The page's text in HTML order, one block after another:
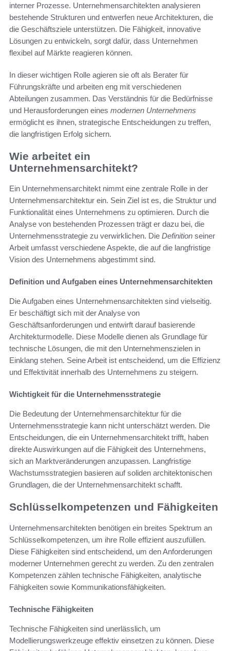
interner Prozesse. Unternehmensarchitekten analysieren
bestehende Strukturen und entwerfen neue Architekturen, die
die Geschäftsziele unterstützen. Die Fähigkeit, innovative
Lösungen zu entwickeln, sorgt dafür, dass Unternehmen
flexibel auf Märkte reagieren können.
In dieser wichtigen Rolle agieren sie oft als Berater für
Führungskräfte und arbeiten eng mit verschiedenen
Abteilungen zusammen. Das Verständnis für die Bedürfnisse
und Herausforderungen eines modernen Unternehmens
ermöglicht es ihnen, strategische Entscheidungen zu treffen,
die langfristigen Erfolg sichern.
Wie arbeitet ein
Unternehmensarchitekt?
Ein Unternehmensarchitekt nimmt eine zentrale Rolle in der
Unternehmensarchitektur ein. Sein Ziel ist es, die Struktur und
Funktionalität eines Unternehmens zu optimieren. Durch die
Analyse von bestehenden Prozessen trägt er dazu bei, die
Unternehmensstrategie zu verwirklichen. Die Definition seiner
Arbeit umfasst verschiedene Aspekte, die auf die langfristige
Vision des Unternehmens abgestimmt sind.
Definition und Aufgaben eines Unternehmensarchitekten
Die Aufgaben eines Unternehmensarchitekten sind vielseitig.
Er beschäftigt sich mit der Analyse von
Geschäftsanforderungen und entwirft darauf basierende
Architekturmodelle. Diese Modelle dienen als Grundlage für
technische Lösungen, die mit den Unternehmenszielen in
Einklang stehen. Seine Arbeit ist entscheidend, um die Effizienz
und Effektivität innerhalb des Unternehmens zu steigern.
Wichtigkeit für die Unternehmensstrategie
Die Bedeutung der Unternehmensarchitektur für die
Unternehmensstrategie kann nicht unterschätzt werden. Die
Entscheidungen, die ein Unternehmensarchitekt trifft, haben
direkte Auswirkungen auf die Fähigkeit des Unternehmens,
sich an Marktveränderungen anzupassen. Langfristige
Wachstumsstrategien basieren auf soliden architektonischen
Grundlagen, die der Unternehmensarchitekt schafft.
Schlüsselkompetenzen und Fähigkeiten
Unternehmensarchitekten benötigen ein breites Spektrum an
Schlüsselkompetenzen, um ihre Rolle effizient auszufüllen.
Diese Fähigkeiten sind entscheidend, um den Anforderungen
moderner Unternehmen gerecht zu werden. Zu den zentralen
Kompetenzen zählen technische Fähigkeiten, analytische
Fähigkeiten sowie Kommunikationsfähigkeiten.
Technische Fähigkeiten
Technische Fähigkeiten sind unerlässlich, um
Modellierungswerkzeuge effektiv einsetzen zu können. Diese